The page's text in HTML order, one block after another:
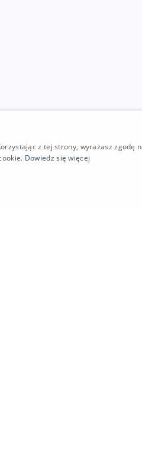
z tej strony, wyrażasz zgodę
Dowiedz się więcej